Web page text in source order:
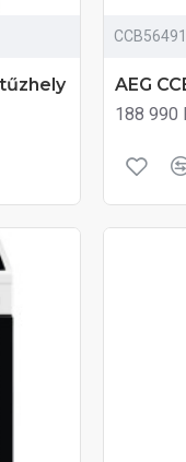
AEG
188 990